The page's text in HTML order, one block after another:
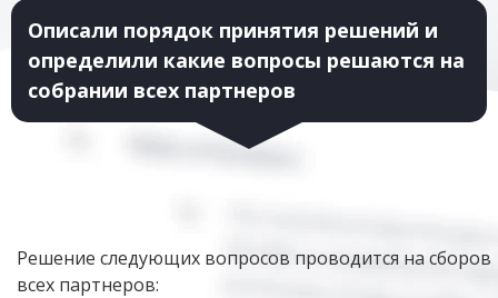
Решение следующих вопросов проводится на сборов
всех партнеров:
Описали порядок принятия решений и
определили какие вопросы решаются на
собрании всех партнеров